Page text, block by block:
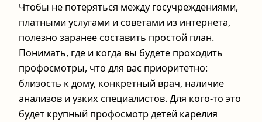
Чтобы не потеряться между госучреждениями,
платными услугами и советами из интернета,
полезно заранее составить простой план.
Понимать, где и когда вы будете проходить
профосмотры, что для вас приоритетно:
близость к дому, конкретный врач, наличие
анализов и узких специалистов. Для кого‑то это
будет крупный профосмотр детей карелия